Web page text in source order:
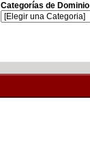
Categorías de